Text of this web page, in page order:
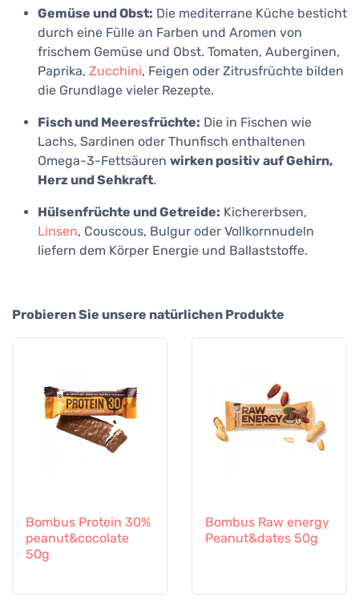
Gemüse und Obst: Die mediterrane Küche besticht
durch eine Fülle an Farben und Aromen von
frischem Gemüse und Obst. Tomaten, Auberginen,
Paprika, Zucchini, Feigen oder Zitrusfrüchte bilden
die Grundlage vieler Rezepte.
Fisch und Meeresfrüchte: Die in Fischen wie
Lachs, Sardinen oder Thunfisch enthaltenen
Omega-3-Fettsäuren wirken positiv auf Gehirn,
Herz und Sehkraft.
Hülsenfrüchte und Getreide: Kichererbsen,
Linsen, Couscous, Bulgur oder Vollkornnudeln
liefern dem Körper Energie und Ballaststoffe.
Probieren Sie unsere natürlichen Produkte
Bombus Protein 30%
peanut&cocolate
50g
Bombus Raw energy
Peanut&dates 50g